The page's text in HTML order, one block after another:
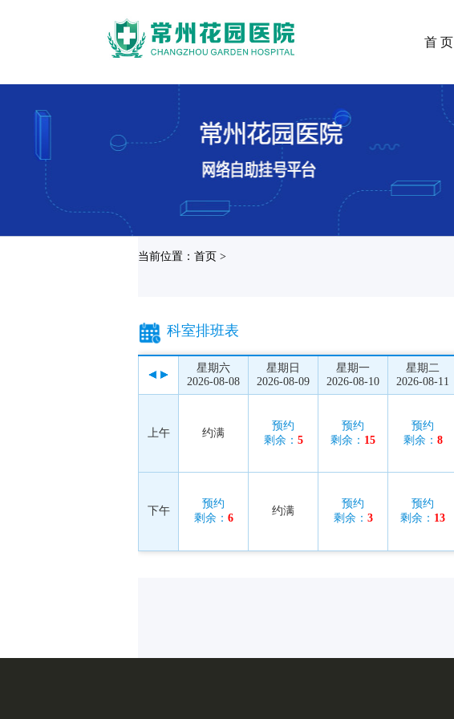
首 页
当前位置：首页 >
科室排班表
星期六
2026-08-08
星期日
2026-08-09
星期一
2026-08-10
星期二
2026-08-11
上午 约满
预约
剩余： 5
预约
剩余： 15
预约
剩余： 8
下午
预约
剩余： 6
约满
预约
剩余： 3
预约
剩余： 13